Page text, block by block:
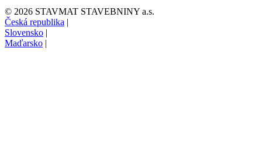
© 2026 STAVMAT STAVEBNINY a.s.
Česká republika |
Slovensko |
Maďarsko |